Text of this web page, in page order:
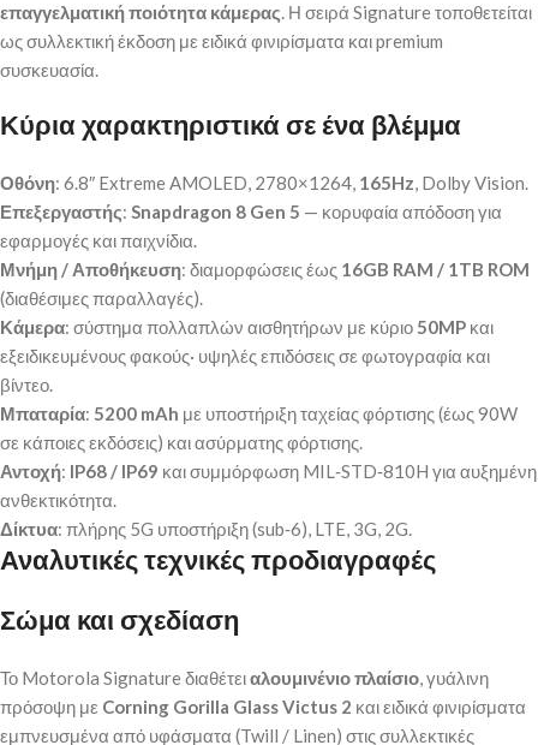
επαγγελματική ποιότητα κάμερας. Η σειρά Signature τοποθετείται
ως συλλεκτική έκδοση με ειδικά φινιρίσματα και premium
συσκευασία.
Κύρια χαρακτηριστικά σε ένα βλέμμα
Οθόνη: 6.8″ Extreme AMOLED, 2780×1264, 165Hz, Dolby Vision.
Επεξεργαστής: Snapdragon 8 Gen 5 — κορυφαία απόδοση για
εφαρμογές και παιχνίδια.
Μνήμη / Αποθήκευση: διαμορφώσεις έως 16GB RAM / 1TB ROM
(διαθέσιμες παραλλαγές).
Κάμερα: σύστημα πολλαπλών αισθητήρων με κύριο 50MP και
εξειδικευμένους φακούς· υψηλές επιδόσεις σε φωτογραφία και
βίντεο.
Μπαταρία: 5200 mAh με υποστήριξη ταχείας φόρτισης (έως 90W
σε κάποιες εκδόσεις) και ασύρματης φόρτισης.
Αντοχή: IP68 / IP69 και συμμόρφωση MIL‑STD‑810H για αυξημένη
ανθεκτικότητα.
Δίκτυα: πλήρης 5G υποστήριξη (sub‑6), LTE, 3G, 2G.
Αναλυτικές τεχνικές προδιαγραφές
Σώμα και σχεδίαση
Το Motorola Signature διαθέτειαλουμινένιο πλαίσιο, γυάλινη
πρόσοψη με Corning Gorilla Glass Victus 2 και ειδικά φινιρίσματα
εμπνευσμένα από υφάσματα (Twill / Linen) στις συλλεκτικές